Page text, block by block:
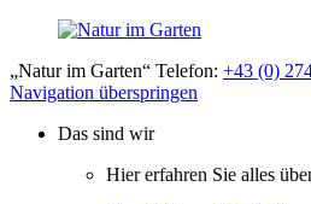
„Natur im Garten“ Telefon: +43 (0)
Navigation überspringen
Das sind wir
Hier erfahren Sie alles